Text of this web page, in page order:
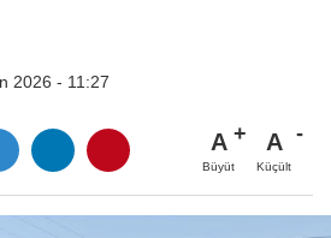
2026 - 11:27
A
Büyüt
A
Küçült